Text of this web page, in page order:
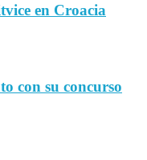
en Croacia
con su concurso